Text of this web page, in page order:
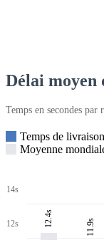
Délai moyen
Temps en secondes
Temps de
Moyenne
14s
12s 12.4s 11.9s